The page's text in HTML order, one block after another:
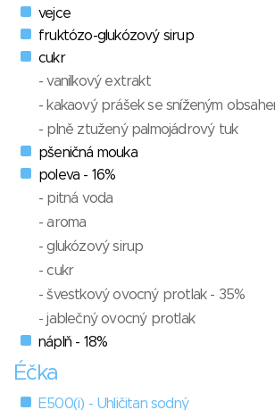
vejce
fruktózo-glukózový sirup
cukr
- vanilkový extrakt
- kakaový prášek se sníženým
- plně ztužený palmojádrový tuk
pšeničná mouka
poleva - 16%
- pitná voda
- aroma
- glukózový sirup
- cukr
- švestkový ovocný protlak - 35%
- jablečný ovocný protlak
náplň - 18%
Éčka
E500(i) - Uhličitan sodný